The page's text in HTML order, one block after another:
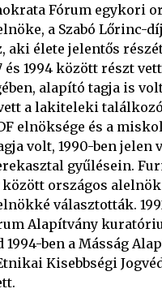
Fórum egykori
a Szabó Lőrinc-
aki élete jelentős
és 1994 között részt
alapító tagja is
a lakiteleki
elnöksége és a
volt, 1990-ben jelen
gyűlésein.
között országos
választották.
Alapítvány
1994-ben a Másság
Kisebbségi